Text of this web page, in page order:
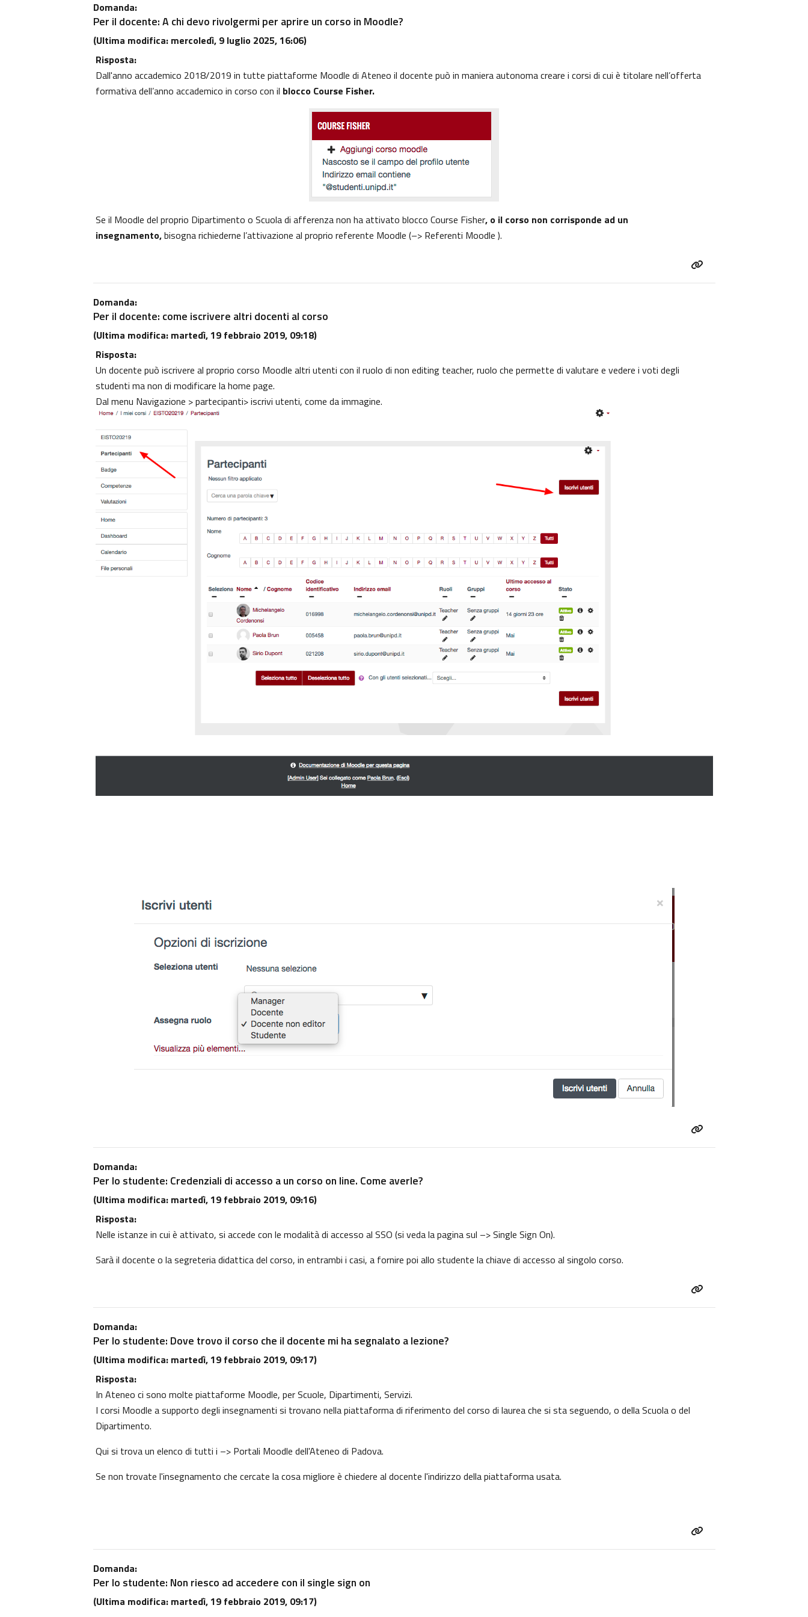
Domanda:
Per il docente: A chi devo rivolgermi per aprire un corso in Moodle?
(Ultima modifica: mercoledì, 9 luglio 2025, 16:06)
Risposta:
Dall'anno accademico 2018/2019 in tutte piattaforme Moodle di Ateneo il docente può in maniera autonoma creare i corsi di cui è titolare nell’offerta
formativa dell’anno accademico in corso con il blocco Course Fisher.
Se il Moodle del proprio Dipartimento o Scuola di afferenza non ha attivato blocco Course Fisher, o il corso non corrisponde ad un
insegnamento,bisogna richiederne l’attivazione al proprio referente Moodle (–> Referenti Moodle ).
Domanda:
Per il docente: come iscrivere altri docenti al corso
(Ultima modifica: martedì, 19 febbraio 2019, 09:18)
Risposta:
Un docente può iscrivere al proprio corso Moodle altri utenti con il ruolo di non editing teacher, ruolo che permette di valutare e vedere i voti degli
studenti ma non di modificare la home page.
Dal menu Navigazione > partecipanti> iscrivi utenti, come da immagine.
Domanda:
Per lo studente: Credenziali di accesso a un corso on line. Come averle?
(Ultima modifica: martedì, 19 febbraio 2019, 09:16)
Risposta:
Nelle istanze in cui è attivato, si accede con le modalità di accesso al SSO (si veda la pagina sul –> Single Sign On).
Sarà il docente o la segreteria didattica del corso, in entrambi i casi, a fornire poi allo studente la chiave di accesso al singolo corso.
Domanda:
Per lo studente: Dove trovo il corso che il docente mi ha segnalato a lezione?
(Ultima modifica: martedì, 19 febbraio 2019, 09:17)
Risposta:
In Ateneo ci sono molte piattaforme Moodle, per Scuole, Dipartimenti, Servizi.
I corsi Moodle a supporto degli insegnamenti si trovano nella piattaforma di riferimento del corso di laurea che si sta seguendo, o della Scuola o del
Dipartimento.
Qui si trova un elenco di tutti i –> Portali Moodle dell'Ateneo di Padova.
Se non trovate l'insegnamento che cercate la cosa migliore è chiedere al docente l'indirizzo della piattaforma usata.
Domanda:
Per lo studente: Non riesco ad accedere con il single sign on
(Ultima modifica: martedì, 19 febbraio 2019, 09:17)